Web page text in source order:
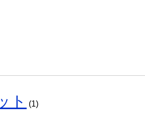
ト (1)